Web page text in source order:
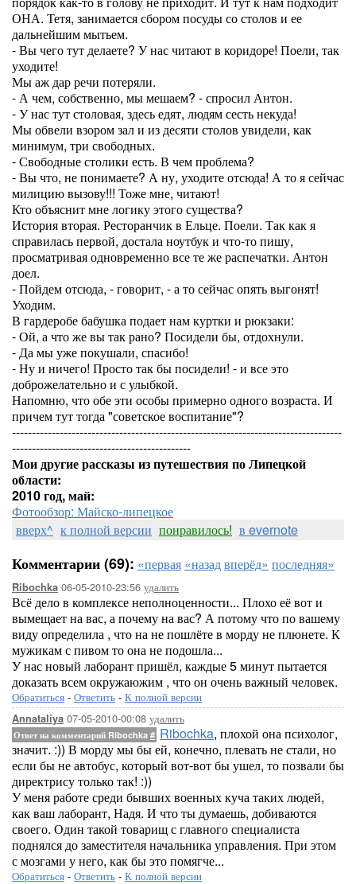
ОНА. Тетя, занимается сбором посуды со столов и ее
дальнейшим мытьем.
- Вы чего тут делаете? У нас читают в коридоре! Поели, так
уходите!
Мы аж дар речи потеряли.
- А чем, собственно, мы мешаем? - спросил Антон.
- У нас тут столовая, здесь едят, людям сесть некуда!
Мы обвели взором зал и из десяти столов увидели, как
минимум, три свободных.
- Свободные столики есть. В чем проблема?
- Вы что, не понимаете? А ну, уходите отсюда! А то я сейчас
милицию вызову!!! Тоже мне, читают!
Кто объяснит мне логику этого существа?
История вторая. Ресторанчик в Ельце. Поели. Так как я
справилась первой, достала ноутбук и что-то пишу,
просматривая одновременно все те же распечатки. Антон
доел.
- Пойдем отсюда, - говорит, - а то сейчас опять выгонят!
Уходим.
В гардеробе бабушка подает нам куртки и рюкзаки:
- Ой, а что же вы так рано? Посидели бы, отдохнули.
- Да мы уже покушали, спасибо!
- Ну и ничего! Просто так бы посидели! - и все это
доброжелательно и с улыбкой.
Напомню, что обе эти особы примерно одного возраста. И
причем тут тогда "советское воспитание"?
-----------------------------------------------------------------------------------
---------------------------------------------
Мои другие рассказы из путешествия по Липецкой
области:
2010 год, май:
Фотообзор: Майско-липецкое
вверх^ к полной версии понравилось! в evernote
Комментарии (69): «первая «назадвперёд» последняя»
Ribochka 06-05-2010-23:56 удалить
Всё дело в комплексе неполноценности... Плохо её вот и
вымещает на вас, а почему на вас? А потому что по вашему
виду определила , что на не пошлёте в морду не плюнете. К
мужикам с пивом то она не подошла...
У нас новый лаборант пришёл, каждые 5 минут пытается
доказать всем окружаюжим , что он очень важный человек.
Обратиться - Ответить - К полной версии
Annataliya 07-05-2010-00:08 удалить
Ответ на комментарий Ribochka # Ribochka, плохой она психолог,
значит. :)) В морду мы бы ей, конечно, плевать не стали, но
если бы не автобус, который вот-вот бы ушел, то позвали бы
директрису только так! :))
У меня работе среди бывших военных куча таких людей,
как ваш лаборант, Надя. И что ты думаешь, добиваются
своего. Один такой товарищ с главного специалиста
поднялся до заместителя начальника управления. При этом
с мозгами у него, как бы это помягче...
Обратиться - Ответить - К полной версии